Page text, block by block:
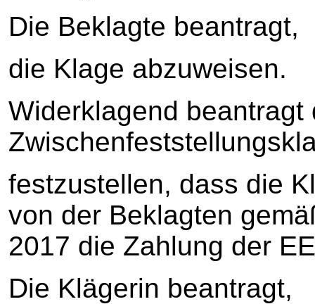
Die Beklagte beantragt,
die Klage abzuweisen.
Widerklagend
festzustellen, dass die
von der Beklagten
2017 die Zahlung der
Die Klägerin beantragt,